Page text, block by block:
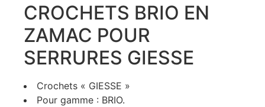
CROCHETS BRIO EN
ZAMAC POUR
SERRURES GIESSE
Crochets « GIESSE »
Pour gamme : BRIO.